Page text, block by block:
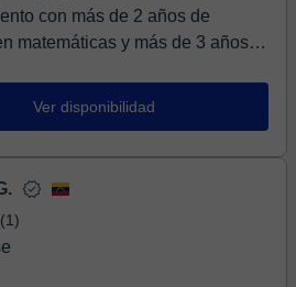
con más de 2 años de
matemáticas y más de 3 años
Ver disponibilidad
(1)